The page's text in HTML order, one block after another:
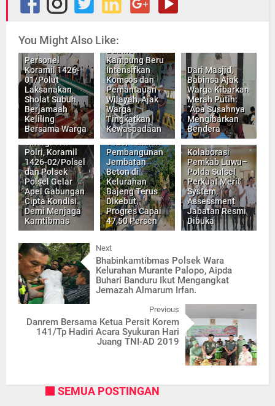
You Might Also Like:
Personel
Koramil 1426-
01/Polut
Laksanakan
Sholat Subuh
Berjamaah
Keliling
Bersama Warga
Kampung Beru
Intensifkan
Komsos dan
Pemantauan
Wilayah, Ajak
Warga
Tingkatkan
Kewaspadaan
Dari Masjid,
Babinsa Ajak
Warga Kibarkan
Merah Putih:
“Apa Susahnya
Mengibarkan
Bendera
Polri, Koramil
1426-02/Polsel
dan Polsek
Polsel Gelar
Apel Gabungan
Cipta Kondisi
Demi Menjaga
Kamtibmas
Dandim
Pembangunan
Jembatan
Beton di
Kelurahan
Bajeng Terus
Dikebut,
Progres Capai
47,50 Persen
Kolaborasi
Pemkab Luwu–
Polda Sulsel
Perkuat Merit
System,
Assessment
Jabatan Resmi
Dibuka
Next
Bhabinkamtibmas Polsek Wara
Kelurahan Murante Palopo, Aipda
Buhari Banduru Ikut Mengangkat
Jemazah Almarum Irfan.
Previous
Danrem Bersama Ketua Persit Korem
141/Tp Hadiri Acara Syukuran Hari
Juang TNI-AD 2019
SEMUA POSTINGAN